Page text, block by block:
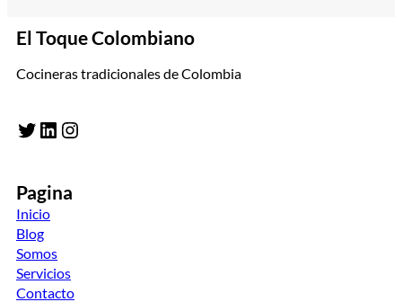
El Toque Colombiano
Cocineras tradicionales de Colombia
Twitter LinkedIn Instagram
Pagina
Inicio
Blog
Somos
Servicios
Contacto